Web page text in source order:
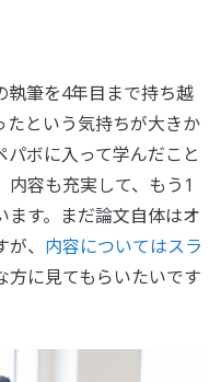
執筆を4年目まで持ち越
たという気持ちが大きか
ボに入って学んだこと
内容も充実して、もう1
す。まだ論文自体はオ
、 内容についてはスラ
方に見てもらいたいです